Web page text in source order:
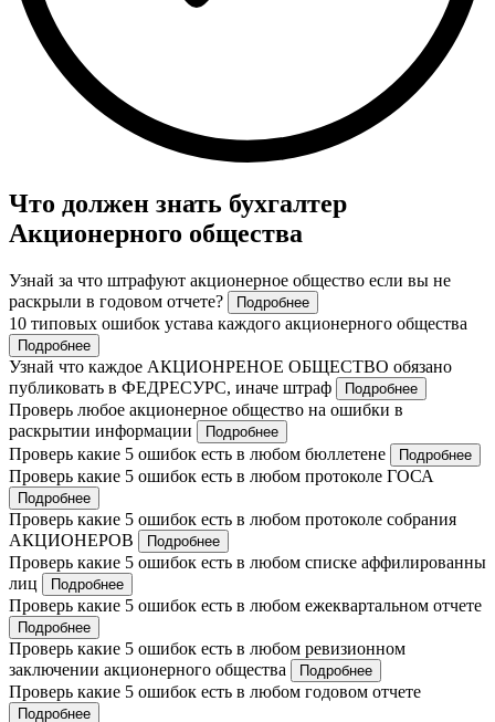
Что должен знать бухгалтер
Акционерного общества
Узнай за что штрафуют акционерное общество если вы не
раскрыли в годовом отчете?
Подробнее
10 типовых ошибок устава каждого акционерного общества
Подробнее
Узнай что каждое АКЦИОНРЕНОЕ ОБЩЕСТВО обязано
публиковать в ФЕДРЕСУРС, иначе штраф
Подробнее
Проверь любое акционерное общество на ошибки в
раскрытии информации
Подробнее
Проверь какие 5 ошибок есть в любом бюллетене Подробнее
Проверь какие 5 ошибок есть в любом протоколе ГОСА
Подробнее
Проверь какие 5 ошибок есть в любом протоколе собрания
АКЦИОНЕРОВ
Подробнее
Проверь какие 5 ошибок есть в любом списке аффилированны
лиц
Подробнее
Проверь какие 5 ошибок есть в любом ежеквартальном отчете
Подробнее
Проверь какие 5 ошибок есть в любом ревизионном
заключении акционерного общества
Подробнее
Проверь какие 5 ошибок есть в любом годовом отчете
Подробнее